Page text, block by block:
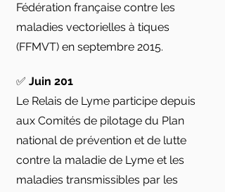
Fédération française contre les
maladies vectorielles à tiques
(FFMVT) en septembre 2015.
✅ Juin 201
Le Relais de Lyme participe depuis
aux Comités de pilotage du Plan
national de prévention et de lutte
contre la maladie de Lyme et les
maladies transmissibles par les